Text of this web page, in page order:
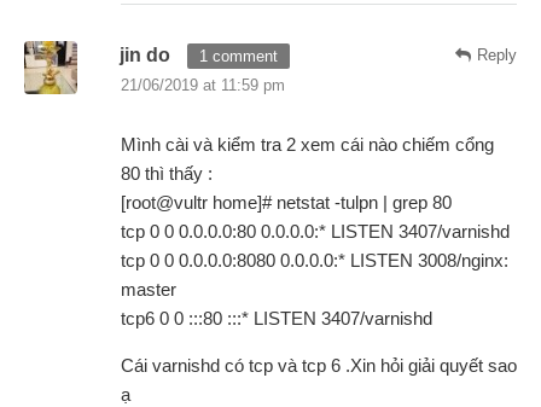
Reply
jin do
1 comment
21/06/2019 at 11:59 pm
Mình cài và kiểm tra 2 xem cái nào chiếm cổng
80 thì thấy :
[root@vultr home]# netstat -tulpn | grep 80
tcp 0 0 0.0.0.0:80 0.0.0.0:* LISTEN 3407/varnishd
tcp 0 0 0.0.0.0:8080 0.0.0.0:* LISTEN 3008/nginx:
master
tcp6 0 0 :::80 :::* LISTEN 3407/varnishd
Cái varnishd có tcp và tcp 6 .Xin hỏi giải quyết sao
ạ